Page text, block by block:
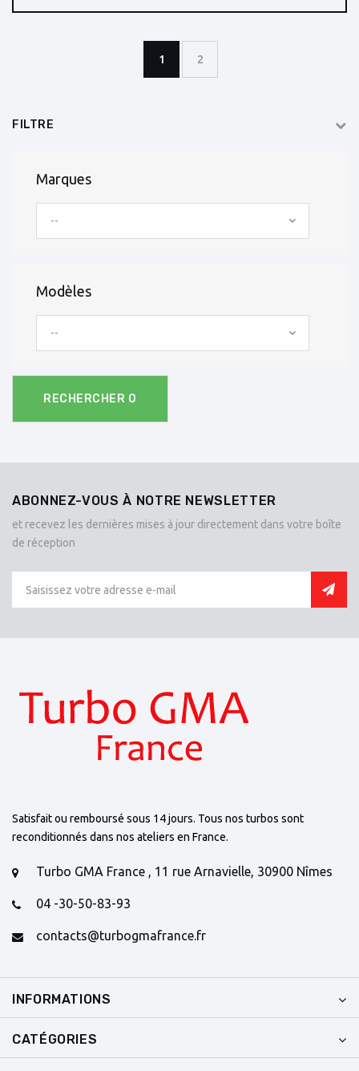
1 2
FILTRE
Marques
--
Modèles
--
RECHERCHER 0
ABONNEZ-VOUS À NOTRE NEWSLETTER
et recevez les dernières mises à jour directement dans votre boîte
de réception
Satisfait ou remboursé sous 14 jours. Tous nos turbos sont
reconditionnés dans nos ateliers en France.
Turbo GMA France , 11 rue Arnavielle, 30900 Nîmes
04 -30-50-83-93
contacts@turbogmafrance.fr
INFORMATIONS
CATÉGORIES